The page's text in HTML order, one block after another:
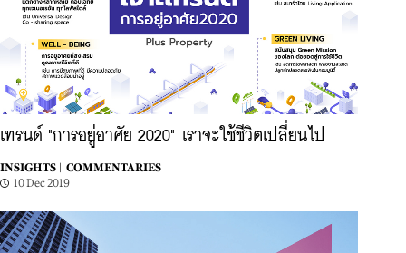
เทรนด์ "การอยู่อาศัย 2020" เราจะใช้ชีวิตเปลี่ยนไป
INSIGHTS |
COMMENTARIES
10 Dec 2019